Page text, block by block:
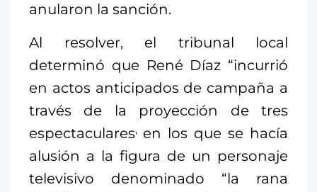
anularon la sanción.
Al resolver, el tribunal local
determinó que René Díaz “incurrió
en actos anticipados de campaña a
través de la proyección de tres
espectaculares, en los que se hacía
alusión a la figura de un personaje
televisivo denominado “la rana